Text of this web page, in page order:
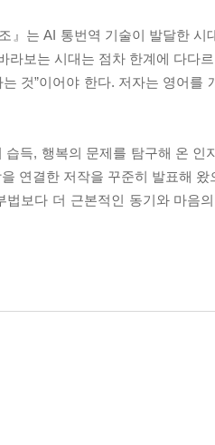
』는 AI 통번역 기술이 발달한 시
보는 시대는 점차 한계에 다다
것”이어야 한다. 저자는 영어
득, 행복의 문제를 탐구해 온
연결한 저작을 꾸준히 발표해 왔
보다 더 근본적인 동기와 마음